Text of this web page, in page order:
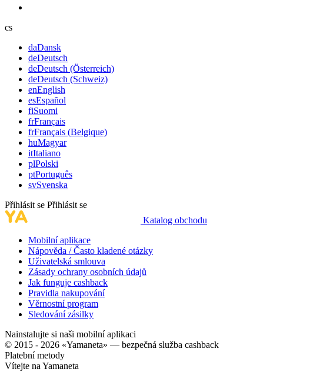
cs
daDansk
deDeutsch
deDeutsch (Österreich)
deDeutsch (Schweiz)
enEnglish
esEspañol
fiSuomi
frFrançais
frFrançais (Belgique)
huMagyar
itItaliano
plPolski
ptPortuguês
svSvenska
Přihlásit se Přihlásit se
Katalog obchodu
Mobilní aplikace
Nápověda / Často kladené otázky
Uživatelská smlouva
Zásady ochrany osobních údajů
Jak funguje cashback
Pravidla nakupování
Věrnostní program
Sledování zásilky
Nainstalujte si naši mobilní aplikaci
© 2015 - 2026 «Yamaneta» — bezpečná služba cashback
Platební metody
Vítejte na Yamaneta